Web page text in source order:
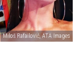
Miloš Rafailović, ATA Images